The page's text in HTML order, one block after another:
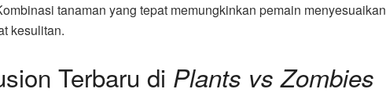
tanaman yang tepat memungkinkan pemain menyesuaikan
kesulitan.
Terbaru di Plants vs Zombies